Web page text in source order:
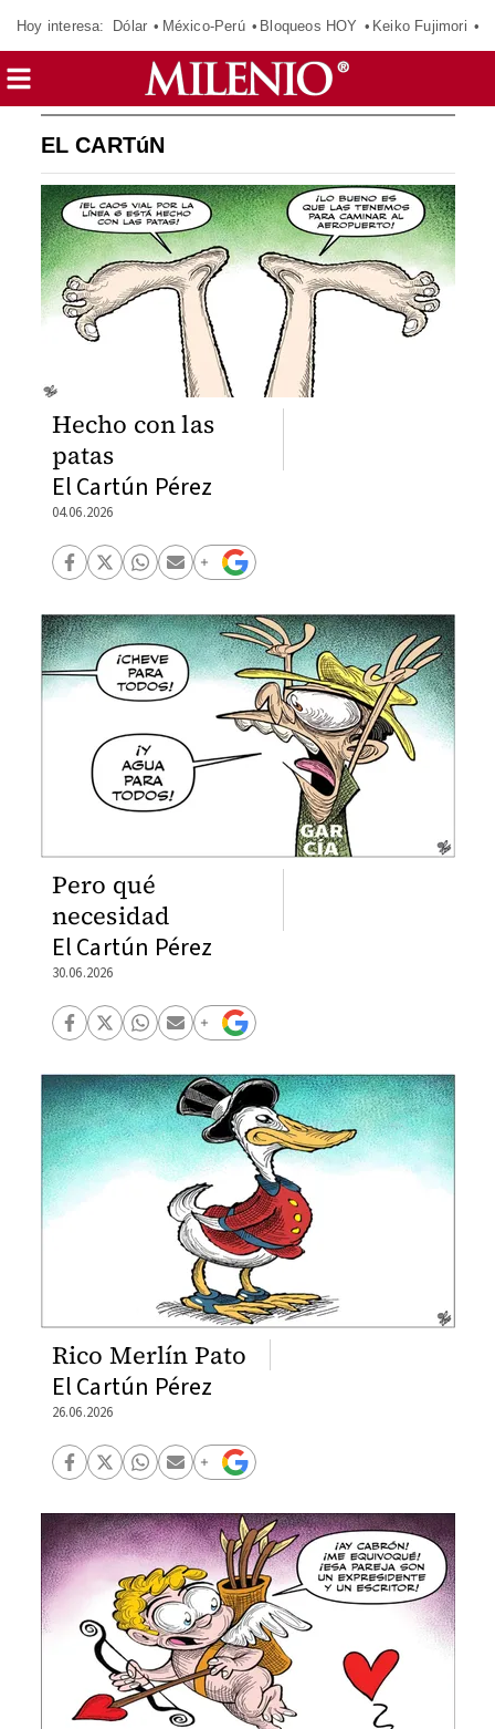
Hoy interesa: Dólar México-Perú Bloqueos HOY Keiko Fujimori
EL CARTúN
Hecho con las
patas
El Cartún Pérez
04.06.2026
Pero qué
necesidad
El Cartún Pérez
30.06.2026
Rico Merlín Pato
El Cartún Pérez
26.06.2026